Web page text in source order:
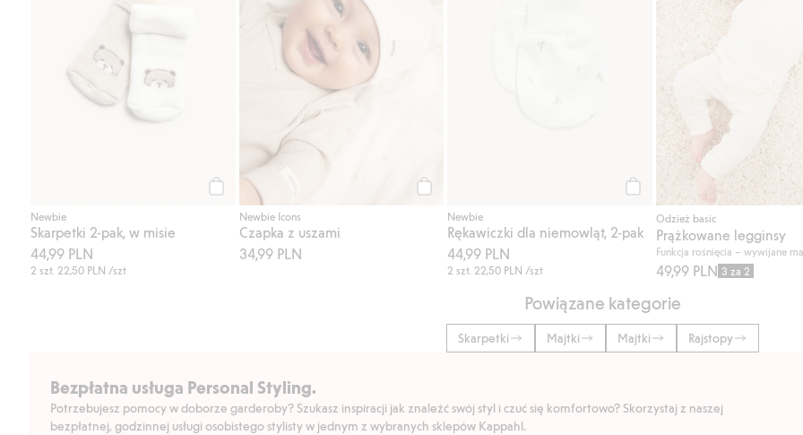
Newbie
Skarpetki 2-pak, w misie
44,99 PLN
2 szt. 22,50 PLN /szt
Newbie Icons
Czapka z uszami
34,99 PLN
Newbie
Rękawiczki dla niemowląt, 2-pak
44,99 PLN
2 szt.22,50 PLN /szt
Odzież basic
Prążkowane legginsy
Funkcja rośnięcia – wywijane
49,99 PLN 3 za 2
Powiązane kategorie
Skarpetki Majtki Majtki Rajstopy
Bezpłatna usługa Personal Styling.
Potrzebujesz pomocy w doborze garderoby? Szukasz inspiracji jak znaleźć swój styl i czuć się komfortowo? Skorzystaj z naszej
bezpłatnej, godzinnej usługi osobistego stylisty w jednym z wybranych sklepów Kappahl.